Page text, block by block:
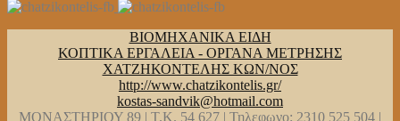
ΒΙΟΜΗΧΑΝΙΚΑ ΕΙΔΗ
ΚΟΠΤΙΚΑ ΕΡΓΑΛΕΙΑ - ΟΡΓΑΝΑ ΜΕΤΡΗΣΗΣ
ΧΑΤΖΗΚΟΝΤΕΛΗΣ ΚΩΝ/ΝΟΣ
http://www.chatzikontelis.gr/
kostas-sandvik@hotmail.com
ΜΟΝΑΣΤΗΡΙΟΥ 89 | Τ.Κ. 54 627 | Τηλεφωνο: 2310 525 504 |